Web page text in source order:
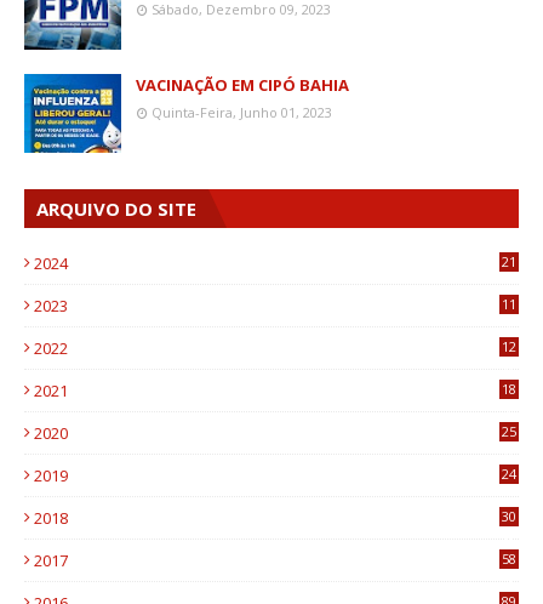
Sábado, Dezembro 09, 2023
VACINAÇÃO EM CIPÓ BAHIA
Quinta-Feira, Junho 01, 2023
ARQUIVO DO SITE
2024 21
2023
11
2022
12
2021
18
2020
25
2019
24
2018
30
2017
58